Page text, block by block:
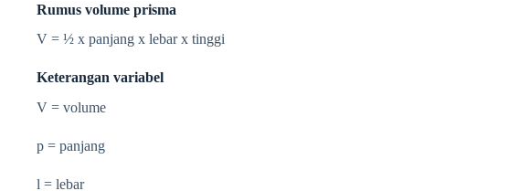
Rumus volume prisma
V = ½ x panjang x lebar x tinggi
Keterangan variabel
V = volume
p = panjang
l = lebar